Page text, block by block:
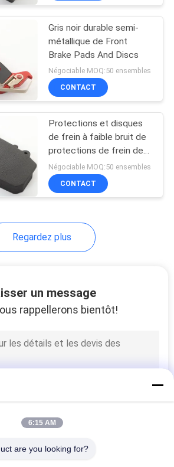
de frein
matérielle de
de bande
Gris noir durable semi-
métallique de Front
Brake Pads And Discs
Négociable MOQ:50 ensembles
CONTACT
Protections et disques
de frein à faible bruit de
protections de frein de
voiture de résistance à
l'usure
Négociable MOQ:50 ensembles
CONTACT
Regardez plus
un message
rappellerons bientôt!
6:15 AM
are you looking for?